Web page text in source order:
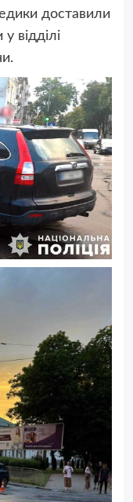
доставили
відділі